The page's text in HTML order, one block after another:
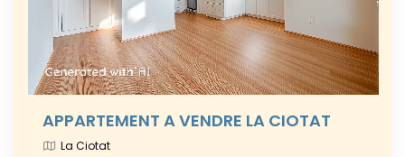
APPARTEMENT A VENDRE LA CIOTAT
La Ciotat